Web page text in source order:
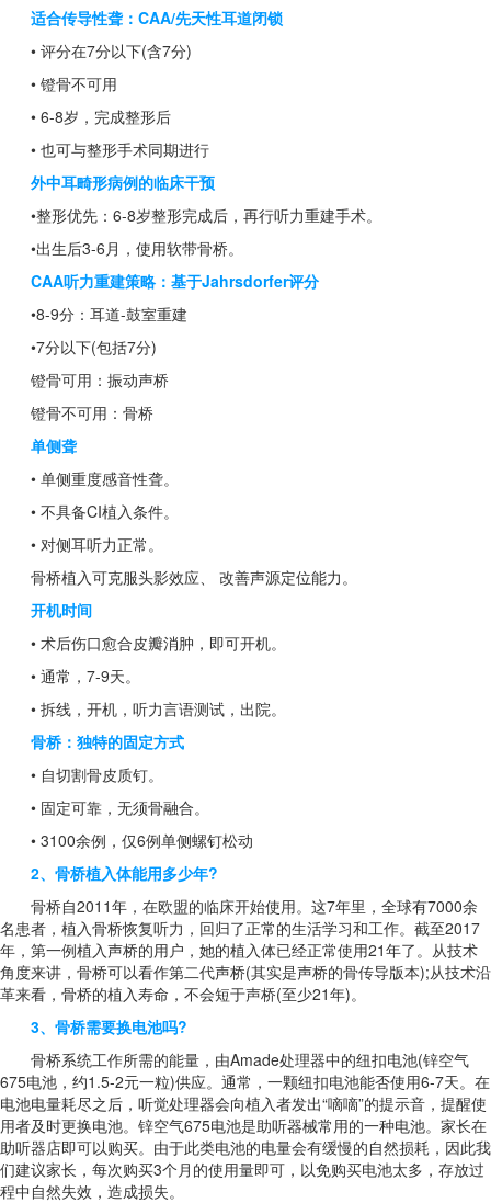
适合传导性聋：CAA/先天性耳道闭锁
• 评分在7分以下(含7分)
• 镫骨不可用
• 6-8岁，完成整形后
• 也可与整形手术同期进行
外中耳畸形病例的临床干预
•整形优先：6-8岁整形完成后，再行听力重建手术。
•出生后3-6月，使用软带骨桥。
CAA听力重建策略：基于Jahrsdorfer评分
•8-9分：耳道-鼓室重建
•7分以下(包括7分)
镫骨可用：振动声桥
镫骨不可用：骨桥
单侧聋
• 单侧重度感音性聋。
• 不具备CI植入条件。
• 对侧耳听力正常。
骨桥植入可克服头影效应、 改善声源定位能力。
开机时间
• 术后伤口愈合皮瓣消肿，即可开机。
• 通常，7-9天。
• 拆线，开机，听力言语测试，出院。
骨桥：独特的固定方式
• 自切割骨皮质钉。
• 固定可靠，无须骨融合。
• 3100余例，仅6例单侧螺钉松动
2、骨桥植入体能用多少年?
骨桥自2011年，在欧盟的临床开始使用。这7年里，全球有7000余
名患者，植入骨桥恢复听力，回归了正常的生活学习和工作。截至2017
年，第一例植入声桥的用户，她的植入体已经正常使用21年了。从技术
角度来讲，骨桥可以看作第二代声桥(其实是声桥的骨传导版本);从技术沿
革来看，骨桥的植入寿命，不会短于声桥(至少21年)。
3、骨桥需要换电池吗?
骨桥系统工作所需的能量，由Amade处理器中的纽扣电池(锌空气
675电池，约1.5-2元一粒)供应。通常，一颗纽扣电池能否使用6-7天。在
电池电量耗尽之后，听觉处理器会向植入者发出“嘀嘀”的提示音，提醒使
用者及时更换电池。锌空气675电池是助听器械常用的一种电池。家长在
助听器店即可以购买。由于此类电池的电量会有缓慢的自然损耗，因此我
们建议家长，每次购买3个月的使用量即可，以免购买电池太多，存放过
程中自然失效，造成损失。